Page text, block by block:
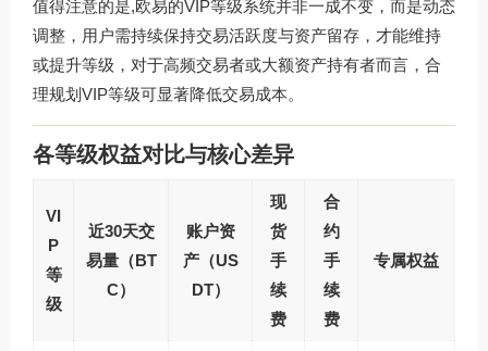
值得注意的是,欧易的VIP等级系统并非一成不变，而是动态
调整，用户需持续保持交易活跃度与资产留存，才能维持
或提升等级，对于高频交易者或大额资产持有者而言，合
理规划VIP等级可显著降低交易成本。
各等级权益对比与核心差异
VI
P
等
级
近30天交
易量（BT
C）
账户资
产（US
DT）
现
货
手
续
费
合
约
手
续
费
专属权益